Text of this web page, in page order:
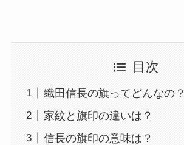
目次
織田信長の旗ってどんなの？
家紋と旗印の違いは？
信長の旗印の意味は？